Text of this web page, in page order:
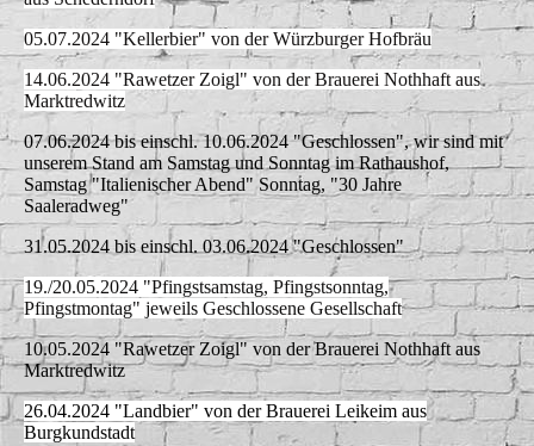
05.07.2024 "Kellerbier" von der Würzburger Hofbräu
14.06.2024 "Rawetzer Zoigl" von der Brauerei Nothhaft aus
Marktredwitz
07.06.2024 bis einschl. 10.06.2024 "Geschlossen", wir sind mit
unserem Stand am Samstag und Sonntag im Rathaushof,
Samstag "Italienischer Abend" Sonntag, "30 Jahre
Saaleradweg"
31.05.2024 bis einschl. 03.06.2024 "Geschlossen"
19./20.05.2024 "Pfingstsamstag, Pfingstsonntag,
Pfingstmontag" jeweils Geschlossene Gesellschaft
10.05.2024 "Rawetzer Zoigl" von der Brauerei Nothhaft aus
Marktredwitz
26.04.2024 "Landbier" von der Brauerei Leikeim aus
Burgkundstadt